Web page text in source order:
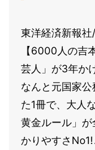
東洋経済新報
【6000人の吉
芸人」が3年か
なんと元国家
た1冊で、大人
黄金ルール」
かりやすさ